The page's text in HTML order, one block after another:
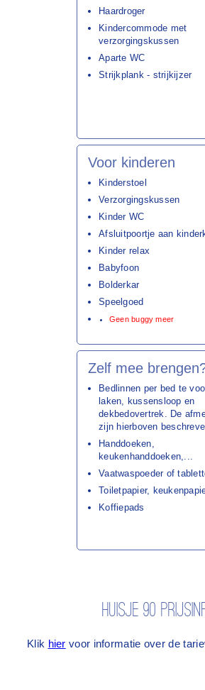
Haardroger
Kindercommode met
verzorgingskussen
Aparte WC
Strijkplank - strijkijzer
Voor kinderen
Kinderstoel
Verzorgingskussen
Kinder WC
Afsluitpoortje aan
Kinder relax
Babyfoon
Bolderkar
Speelgoed
Geen buggy meer
Zelf mee
Bedlinnen per bed te
laken, kussensloop en
dekbedovertrek. De
zijn hierboven
Handdoeken,
keukenhanddoeken,...
Vaatwaspoeder of
Toiletpapier,
Koffiepads
Huisje 90
Klik hier voor informatie over de